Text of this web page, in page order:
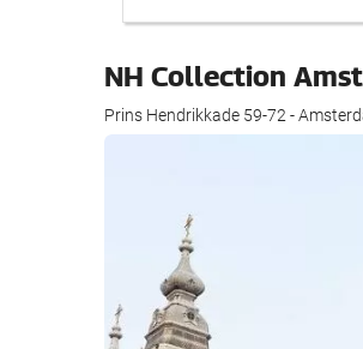
NH Collection
Prins Hendrikkade 59-72 -